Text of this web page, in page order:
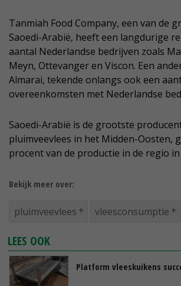
Tanmiah Food Company, een van de
Saoedi-Arabië, heeft een langdurige
aantal Nederlandse bedrijven zoals
Meyn, Ottevanger en Viscon. Een
Almarai, tekende onlangs ook een
overeenkomsten met Nederlandse
Saoedi-Arabië is de grootste
pluimveevlees in het Midden-Oosten,
procent van de productie in de regio in
Bekijk meer over:
pluimveevlees vleesconsumptie
LEES OOK
Platform vleeskuikens